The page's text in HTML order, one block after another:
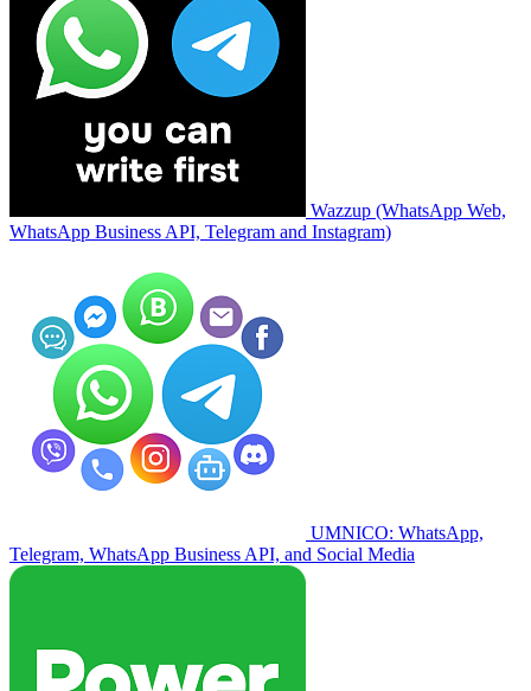
Wazzup (WhatsApp Web,
WhatsApp Business API, Telegram and Instagram)
UMNICO: WhatsApp,
Telegram, WhatsApp Business API, and Social Media